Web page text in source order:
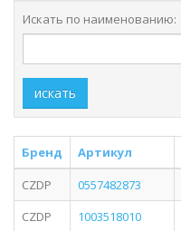
Искать по наименованию:
искать
Бренд Артикул
CZDP
0557482873
CZDP
1003518010